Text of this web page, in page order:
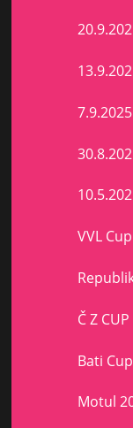
VVL
Č Z
Bati
Motul